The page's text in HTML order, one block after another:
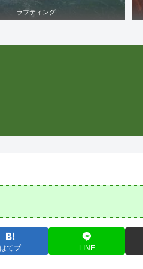
ラフティング
はてブ LINE